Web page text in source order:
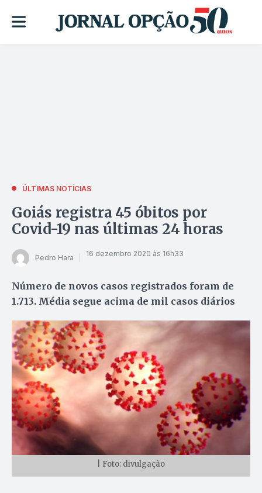
ÚLTIMAS NOTÍCIAS
Goiás registra 45 óbitos por
Covid-19 nas últimas 24 horas
Pedro Hara 16 dezembro 2020 às 16h33
Número de novos casos registrados foram de
1.713. Média segue acima de mil casos diários
| Foto: divulgação